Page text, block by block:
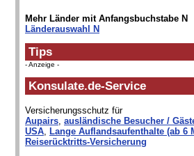
Mehr Länder mit Anfangsbuchstabe N
Länderauswahl N
Tips
- Anzeige -
Konsulate.de-Service
Versicherungsschutz für
Aupairs, ausländische Besucher /
USA, Lange Auflandsaufenthalte (ab 6
Reiserücktritts-Versicherung